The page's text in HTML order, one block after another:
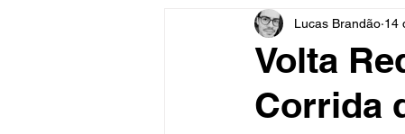
Barra Mansa Pinheiral
Volta
Corrida
Lucas Brandão 14